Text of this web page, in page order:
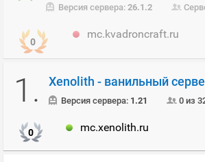
Версия сервера: 26.1.2
0
mc.kvadroncraft.ru
1. Xenolith - ванильный
Версия сервера: 1.21 0 из
0 mc.xenolith.ru